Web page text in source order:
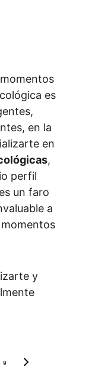
es
en la
en
,
perfil
un faro
a
y
9